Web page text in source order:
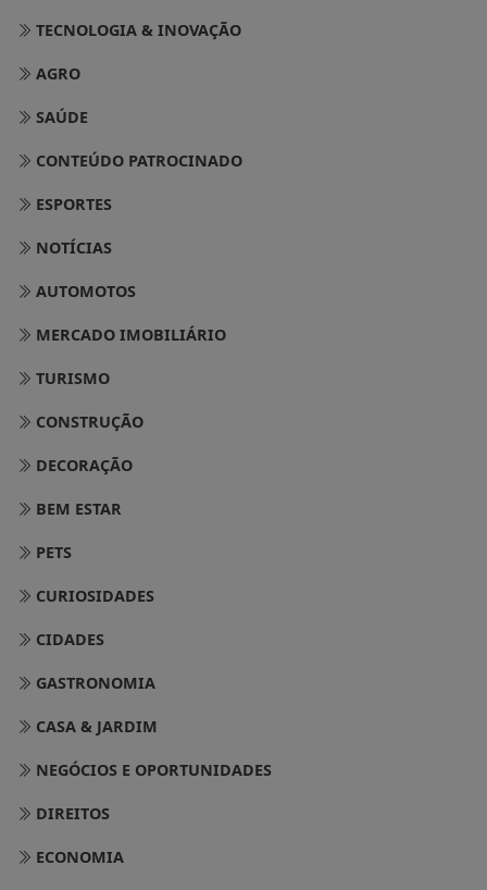
TECNOLOGIA & INOVAÇÃO
AGRO
SAÚDE
CONTEÚDO PATROCINADO
ESPORTES
NOTÍCIAS
AUTOMOTOS
MERCADO IMOBILIÁRIO
TURISMO
CONSTRUÇÃO
DECORAÇÃO
BEM ESTAR
PETS
CURIOSIDADES
CIDADES
GASTRONOMIA
CASA & JARDIM
NEGÓCIOS E OPORTUNIDADES
DIREITOS
ECONOMIA